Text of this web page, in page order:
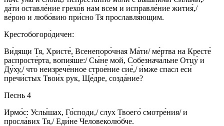
да́ти оставле́ние грехо́в нам всем и исправле́ние жития́,/
ве́рою и любо́вию при́сно Тя прославля́ющим.
Крестобогоро́дичен:
Ви́дящи Тя, Христе́, Всенепоро́чная Ма́ти/ ме́ртва на Кресте́
распросте́рта, вопия́ше:/ Сы́не мой, Собезнача́льне Отцу́ и
Ду́ху,/ что неизрече́нное строе́ние сие́,/ и́мже спасл еси́
пречи́стых Твои́х рук, Ще́дре, созда́ние?
Песнь 4
Ирмо́с: Услы́шах, Го́споди,/ слух Твоего́ смотре́ния/ и
просла́вих Тя,/ Еди́не Человеколю́бче.